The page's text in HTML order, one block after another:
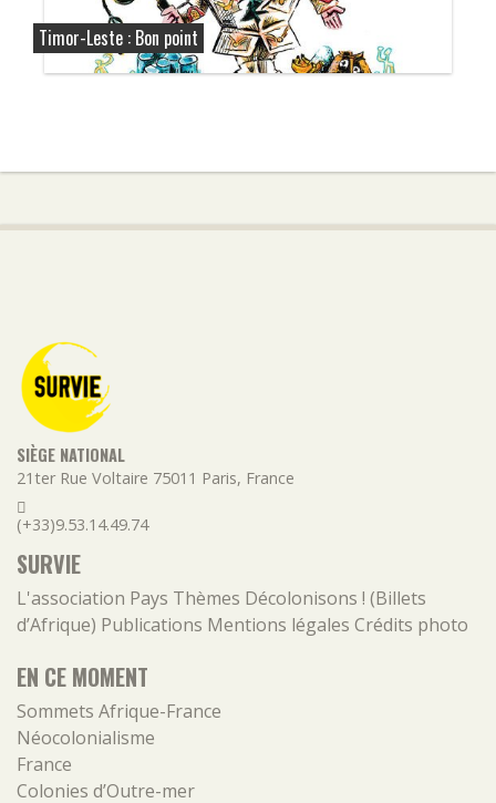
Timor-Leste : Bon point
SIÈGE NATIONAL
21ter Rue Voltaire 75011 Paris, France
(+33)9.53.14.49.74
SURVIE
L'association Pays Thèmes Décolonisons ! (Billets
d’Afrique) Publications Mentions légales Crédits photo
EN CE MOMENT
Sommets Afrique-France
Néocolonialisme
France
Colonies d’Outre-mer